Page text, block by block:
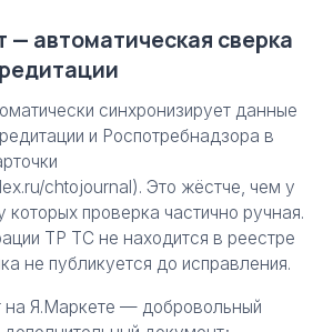
— автоматическая сверка
синхронизирует данные
и Роспотребнадзора в
chtojournal). Это жёстче, чем у
которых проверка частично ручная.
ТР ТС не находится в реестре
не публикуется до исправления.
на Я.Маркете — добровольный